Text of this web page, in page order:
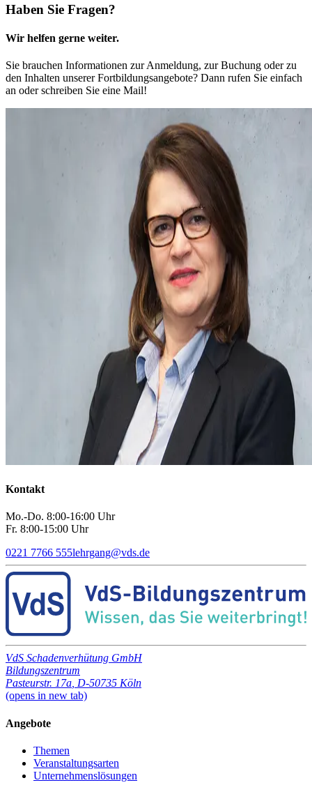
Haben Sie Fragen?
Wir helfen gerne weiter.
Sie brauchen Informationen zur Anmeldung, zur Buchung oder zu
den Inhalten unserer Fortbildungsangebote? Dann rufen Sie einfach
an oder schreiben Sie eine Mail!
Kontakt
Mo.-Do. 8:00-16:00 Uhr
Fr. 8:00-15:00 Uhr
0221 7766 555lehrgang@vds.de
VdS Schadenverhütung GmbH
Bildungszentrum
Pasteurstr. 17a D-50735 Köln
(opens in new tab)
Angebote
Themen
Veranstaltungsarten
Unternehmenslösungen